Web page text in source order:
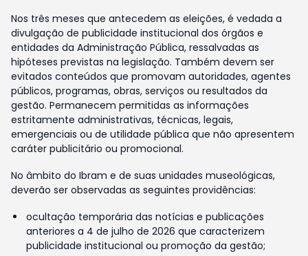
Nos três meses que antecedem as eleições, é vedada a
divulgação de publicidade institucional dos órgãos e
entidades da Administração Pública, ressalvadas as
hipóteses previstas na legislação. Também devem ser
evitados conteúdos que promovam autoridades, agentes
públicos, programas, obras, serviços ou resultados da
gestão. Permanecem permitidas as informações
estritamente administrativas, técnicas, legais,
emergenciais ou de utilidade pública que não apresentem
caráter publicitário ou promocional.
No âmbito do Ibram e de suas unidades museológicas,
deverão ser observadas as seguintes providências:
ocultação temporária das notícias e publicações
anteriores a 4 de julho de 2026 que caracterizem
publicidade institucional ou promoção da gestão;